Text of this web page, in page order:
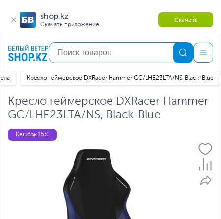
shop.kz
Скачать приложение
Скачать
Кресло геймерское DXRacer Hammer GC/LHE23LTA/NS, Black-Blue
Кресло геймерское DXRacer Hammer
GC/LHE23LTA/NS, Black-Blue
Кешбэк 15%